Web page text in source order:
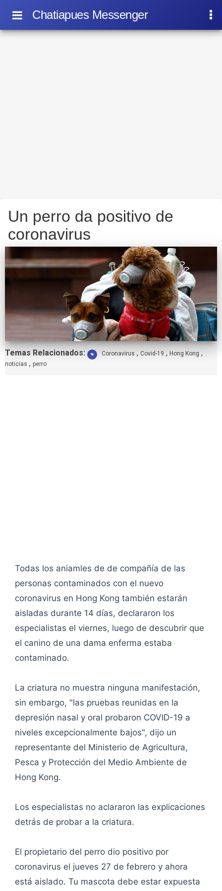
Chatiapues Messenger
Un perro da positivo de
coronavirus
Temas Relacionados: Etiquetas:
Coronavirus , Covid-19 , Hong Kong ,
noticias , perro
Todas los aniamles de de compañía de las
personas contaminados con el nuevo
coronavirus en Hong Kong también estarán
aisladas durante 14 días, declararon los
especialistas el viernes, luego de descubrir que
el canino de una dama enferma estaba
contaminado.
La criatura no muestra ninguna manifestación,
sin embargo, "las pruebas reunidas en la
depresión nasal y oral probaron COVID-19 a
niveles excepcionalmente bajos", dijo un
representante del Ministerio de Agricultura,
Pesca y Protección del Medio Ambiente de
Hong Kong.
Los especialistas no aclararon las explicaciones
detrás de probar a la criatura.
El propietario del perro dio positivo por
coronavirus el jueves 27 de febrero y ahora
está aislado. Tu mascota debe estar expuesta